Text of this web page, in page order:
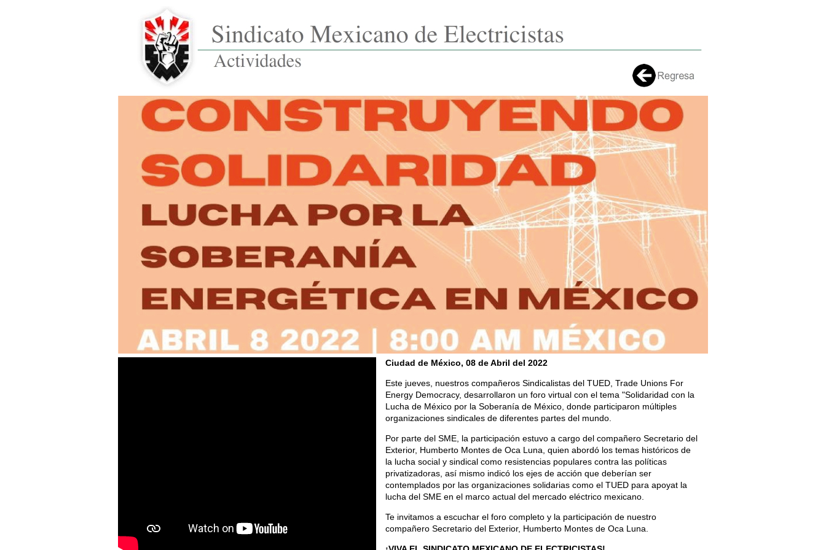
Ciudad de México, 08 de Abril del 2022
Este jueves, nuestros compañeros Sindicalistas del TUED, Trade Unions For
Energy Democracy, desarrollaron un foro virtual con el tema "Solidaridad con la
Lucha de México por la Soberanía de México, donde participaron múltiples
organizaciones sindicales de diferentes partes del mundo.
Por parte del SME, la participación estuvo a cargo del compañero Secretario del
Exterior, Humberto Montes de Oca Luna, quien abordó los temas históricos de
la lucha social y sindical como resistencias populares contra las políticas
privatizadoras, así mismo indicó los ejes de acción que deberían ser
contemplados por las organizaciones solidarias como el TUED para apoyat la
lucha del SME en el marco actual del mercado eléctrico mexicano.
Te invitamos a escuchar el foro completo y la participación de nuestro
compañero Secretario del Exterior, Humberto Montes de Oca Luna.